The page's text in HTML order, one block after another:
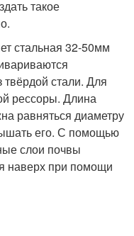
такое
стальная 32-50мм
стали. Для
рессоры. Длина
равняться диаметру
его. С помощью
слои почвы
наверх при помощи